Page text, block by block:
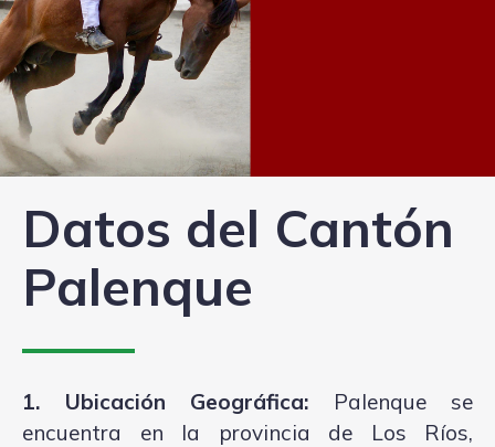
Datos del Cantón
Palenque
1. Ubicación Geográfica:
Palenque se
encuentra en la provincia de Los Ríos,